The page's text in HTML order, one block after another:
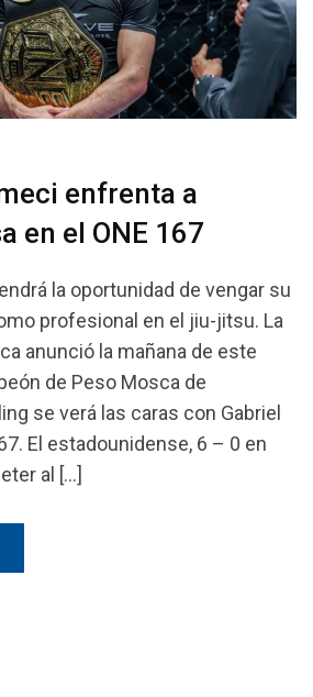
enfrenta a
en el ONE 167
la oportunidad de vengar su
profesional en el jiu-jitsu. La
anunció la mañana de este
de Peso Mosca de
se verá las caras con Gabriel
El estadounidense, 6 – 0 en
al […]